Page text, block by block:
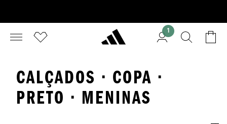
1
CALÇADOS · COPA ·
PRETO · MENINAS